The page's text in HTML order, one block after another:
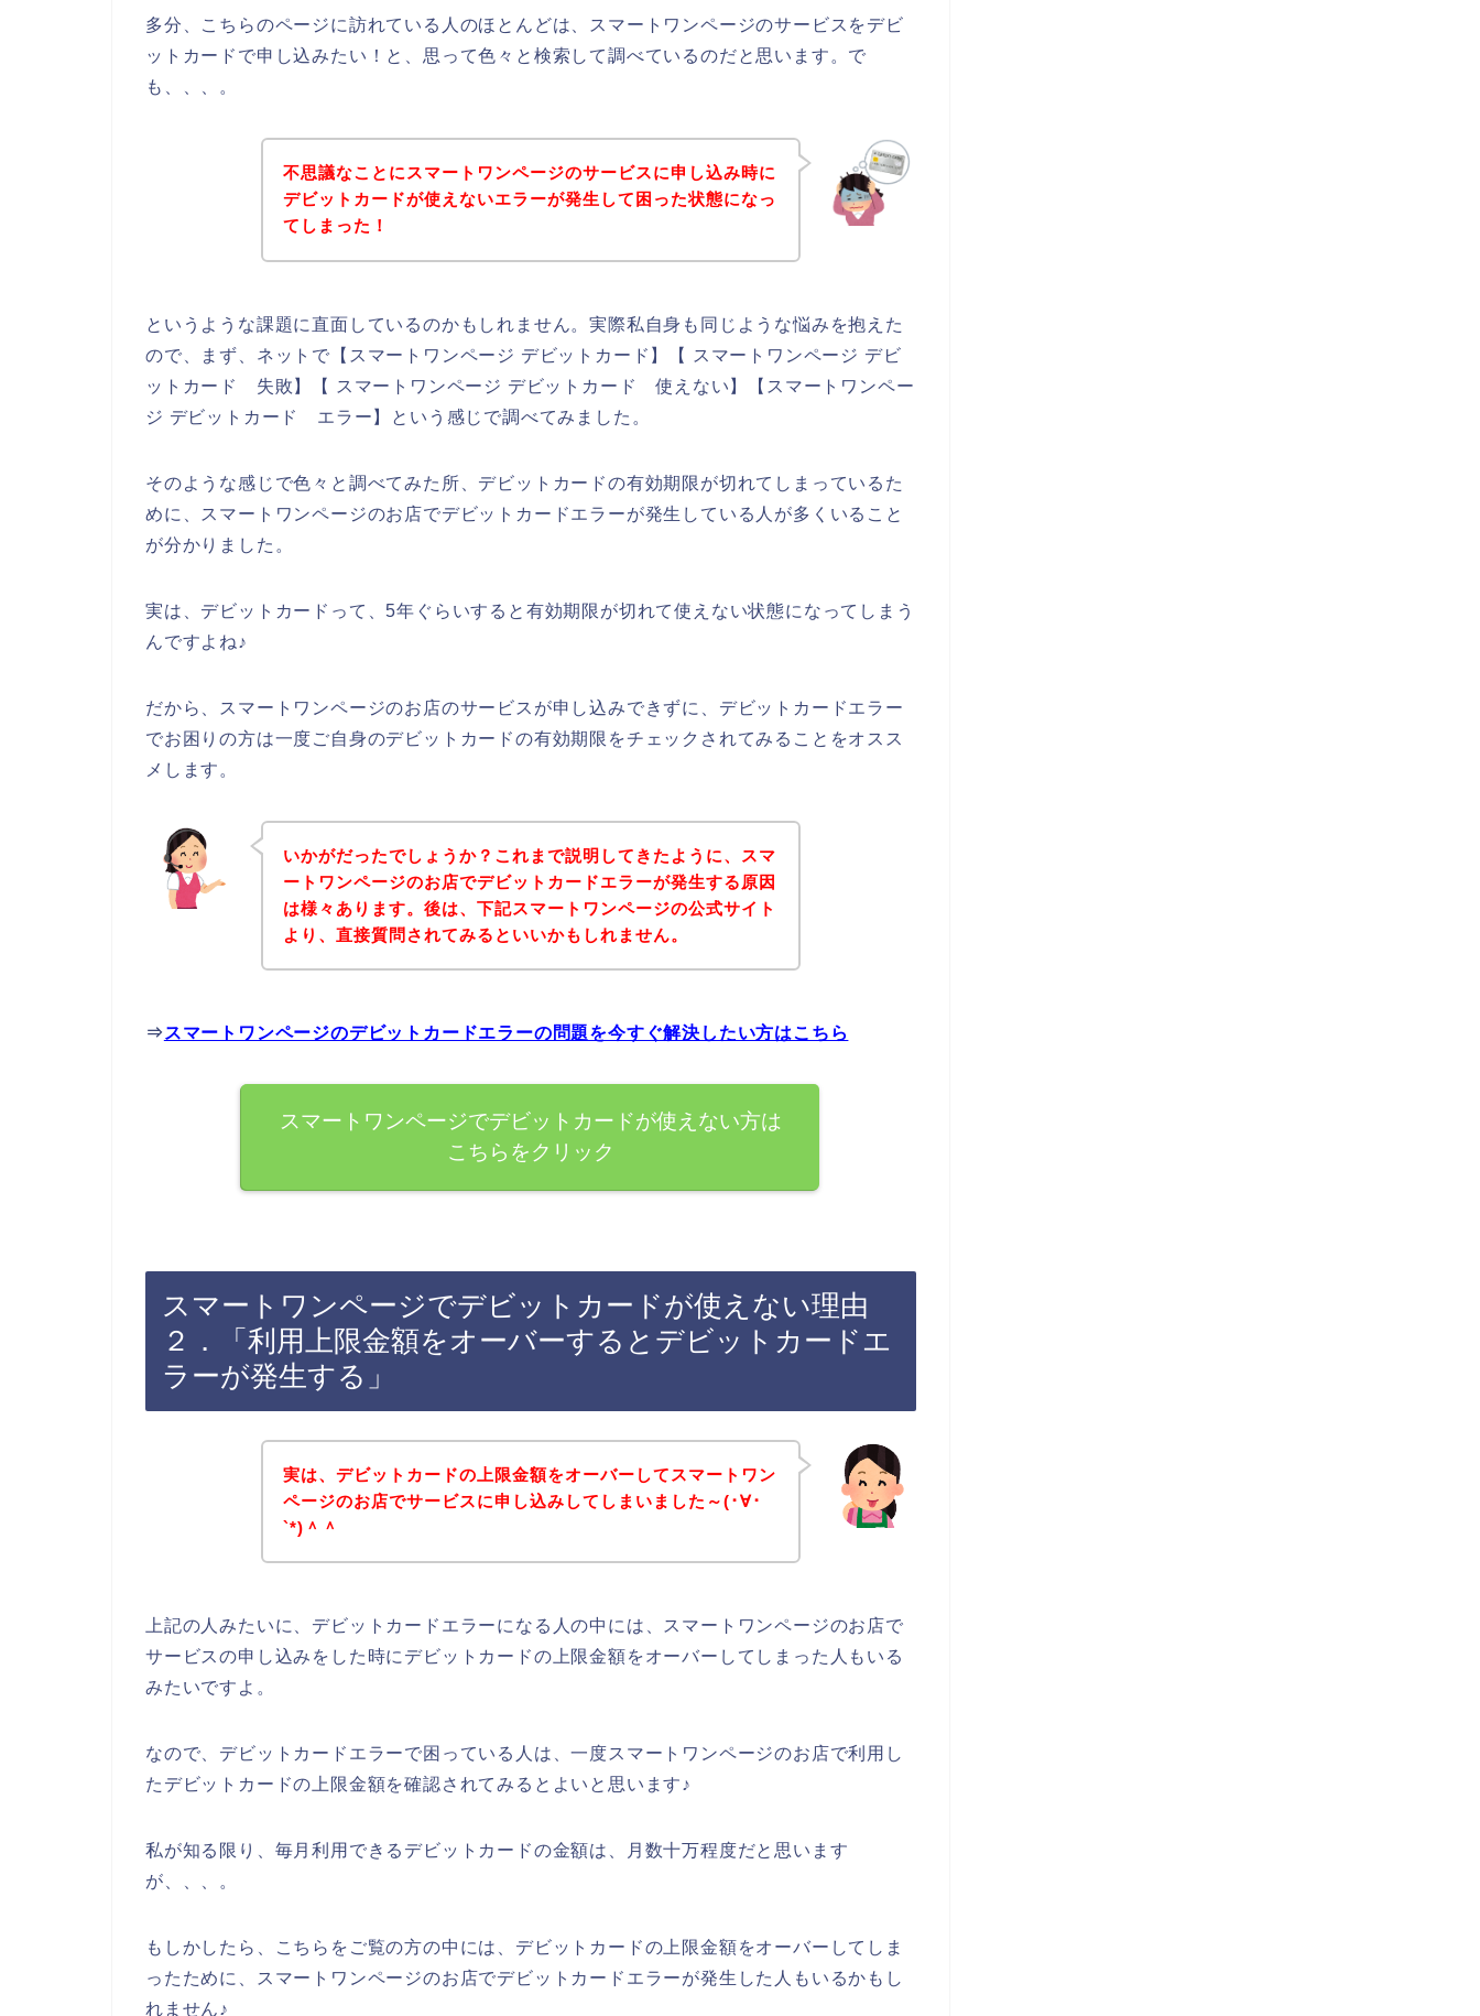
多分、こちらのページに訪れている人のほとんどは、スマートワンページのサービスをデビ
ットカードで申し込みたい！と、思って色々と検索して調べているのだと思います。で
も、、、。
不思議なことにスマートワンページのサービスに申し込み時に
デビットカードが使えないエラーが発生して困った状態になっ
てしまった！
というような課題に直面しているのかもしれません。実際私自身も同じような悩みを抱えた
ので、まず、ネットで【スマートワンページ デビットカード】【 スマートワンページ デビ
ットカード 失敗】【 スマートワンページ デビットカード 使えない】【スマートワンペー
ジ デビットカード エラー】という感じで調べてみました。
そのような感じで色々と調べてみた所、デビットカードの有効期限が切れてしまっているた
めに、スマートワンページのお店でデビットカードエラーが発生している人が多くいること
が分かりました。
実は、デビットカードって、5年ぐらいすると有効期限が切れて使えない状態になってしまう
んですよね♪
だから、スマートワンページのお店のサービスが申し込みできずに、デビットカードエラー
でお困りの方は一度ご自身のデビットカードの有効期限をチェックされてみることをオスス
メします。
いかがだったでしょうか？これまで説明してきたように、スマ
ートワンページのお店でデビットカードエラーが発生する原因
は様々あります。後は、下記スマートワンページの公式サイト
より、直接質問されてみるといいかもしれません。
⇒ スマートワンページのデビットカードエラーの問題を今すぐ解決したい方はこちら
スマートワンページでデビットカードが使えない方は
こちらをクリック
スマートワンページでデビットカードが使えない理由
２．「利用上限金額をオーバーするとデビットカードエ
ラーが発生する」
実は、デビットカードの上限金額をオーバーしてスマートワン
ページのお店でサービスに申し込みしてしまいました～(･∀･
`*)＾＾
上記の人みたいに、デビットカードエラーになる人の中には、スマートワンページのお店で
サービスの申し込みをした時にデビットカードの上限金額をオーバーしてしまった人もいる
みたいですよ。
なので、デビットカードエラーで困っている人は、一度スマートワンページのお店で利用し
たデビットカードの上限金額を確認されてみるとよいと思います♪
私が知る限り、毎月利用できるデビットカードの金額は、月数十万程度だと思います
が、、、。
もしかしたら、こちらをご覧の方の中には、デビットカードの上限金額をオーバーしてしま
ったために、スマートワンページのお店でデビットカードエラーが発生した人もいるかもし
れません♪